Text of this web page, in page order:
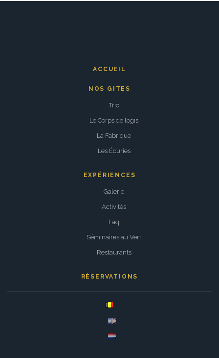
ACCUEIL
NOS GITES
Trio
Le Corps de logis
La Fabrique
Les Écuries
EXPÉRIENCES
Galerie
Activités
Faq
Séminaires au Vert
Restaurants
RÉSERVATIONS